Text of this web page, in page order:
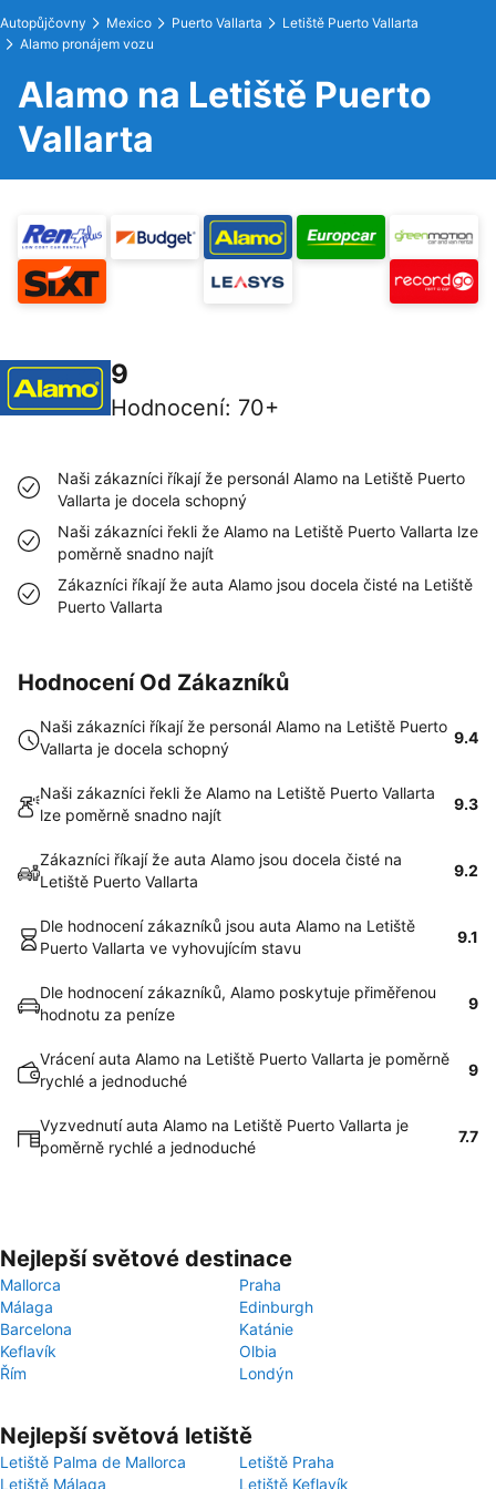
Autopůjčovny Mexico Puerto Vallarta
Letiště Puerto Vallarta
Alamo pronájem vozu
Alamo na Letiště Puerto
Vallarta
9
Hodnocení: 70+
Naši zákazníci říkají že personál Alamo na Letiště Puerto
Vallarta je docela schopný
Naši zákazníci řekli že Alamo na Letiště Puerto Vallarta lze
poměrně snadno najít
Zákazníci říkají že auta Alamo jsou docela čisté na Letiště
Puerto Vallarta
Hodnocení Od Zákazníků
Naši zákazníci říkají že personál Alamo na Letiště Puerto
Vallarta je docela schopný
9.4
Naši zákazníci řekli že Alamo na Letiště Puerto Vallarta
lze poměrně snadno najít
9.3
Zákazníci říkají že auta Alamo jsou docela čisté na
Letiště Puerto Vallarta
9.2
Dle hodnocení zákazníků jsou auta Alamo na Letiště
Puerto Vallarta ve vyhovujícím stavu
9.1
Dle hodnocení zákazníků, Alamo poskytuje přiměřenou
hodnotu za peníze
9
Vrácení auta Alamo na Letiště Puerto Vallarta je poměrně
rychlé a jednoduché
9
Vyzvednutí auta Alamo na Letiště Puerto Vallarta je
poměrně rychlé a jednoduché
7.7
Nejlepší světové destinace
Mallorca
Praha
Málaga
Edinburgh
Barcelona
Katánie
Keflavík
Olbia
Řím
Londýn
Nejlepší světová letiště
Letiště Palma de Mallorca
Letiště Praha
Letiště Málaga
Letiště Keflavík